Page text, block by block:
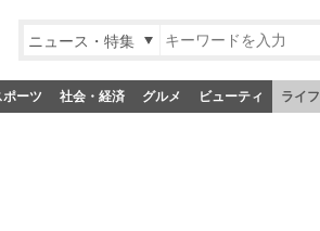
ニュース・特集
ポーツ 社会・経済 グルメ ビューティ ライフ